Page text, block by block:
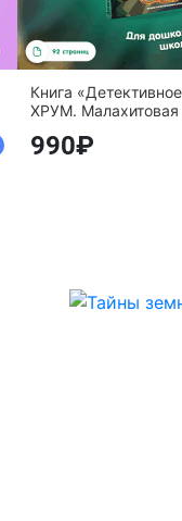
Книга
ХРУМ. Малахитовая
990